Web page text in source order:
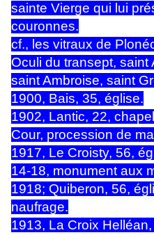
sainte Vierge qui lui
couronnes.
cf., les vitraux de
Oculi du transept, saint
saint Ambroise, saint
1900, Bais, 35, église.
1902, Lantic, 22,
Cour, procession de
1917, Le Croisty, 56,
14-18, monument aux
1918; Quiberon, 56,
naufrage.
1913, La Croix